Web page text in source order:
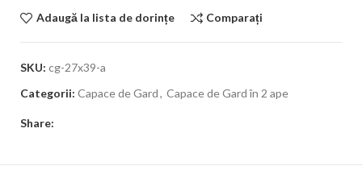
Adaugă la lista de dorințe Comparați
SKU: cg-27x39-a
Categorii: Capace de Gard, Capace de Gard în 2 ape
Share: